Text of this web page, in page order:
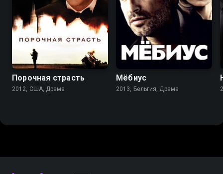
6.7
Порочная страсть
2012, США, Драма
6.3 6.2
Мёбиус
2013, Бельгия, Драма